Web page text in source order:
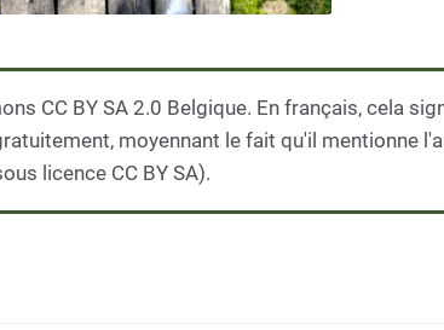
CC BY SA 2.0 Belgique. En français, cela
moyennant le fait qu'il mentionne
licence CC BY SA).